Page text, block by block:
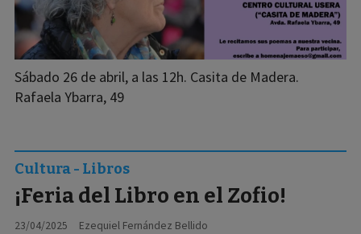
Sábado 26 de abril, a las 12h. Casita de Madera.
Rafaela Ybarra, 49
¡Feria del Libro en el Zofio!
Ezequiel Fernández Bellido
Cultura - Libros
23/04/2025